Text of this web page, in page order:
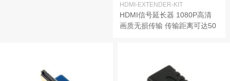
HDMI-EXTENDER-KIT
HDMI信号延长器 1080P高清
画质无损传输 传输距离可达50